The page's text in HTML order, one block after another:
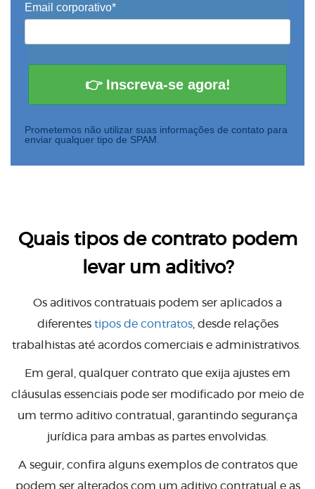
Email corporativo*
👉 Inscreva-se agora!
Prometemos não utilizar suas informações de contato para
enviar qualquer tipo de SPAM.
Quais tipos de contrato podem
levar um aditivo?
Os aditivos contratuais podem ser aplicados a
diferentes tipos de contratos, desde relações
trabalhistas até acordos comerciais e administrativos.
Em geral, qualquer contrato que exija ajustes em
cláusulas essenciais pode ser modificado por meio de
um termo aditivo contratual, garantindo segurança
jurídica para ambas as partes envolvidas.
A seguir, confira alguns exemplos de contratos que
podem ser alterados com um aditivo contratual e as